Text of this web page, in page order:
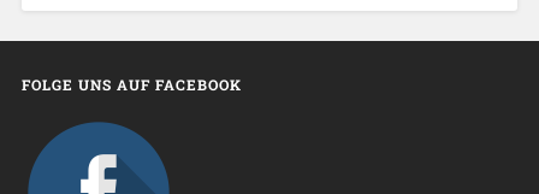
FOLGE UNS AUF FACEBOOK